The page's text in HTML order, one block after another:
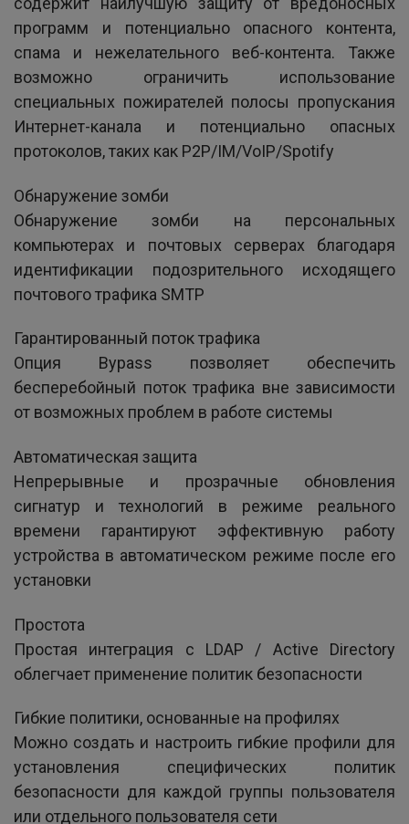
программ и потенциально опасного контента,
спама и нежелательного веб-контента. Также
возможно ограничить использование
специальных пожирателей полосы пропускания
Интернет-канала и потенциально опасных
протоколов, таких как P2P/IM/VoIP/Spotify
Обнаружение зомби
Обнаружение зомби на персональных
компьютерах и почтовых серверах благодаря
идентификации подозрительного исходящего
почтового трафика SMTP
Гарантированный поток трафика
Опция Bypass позволяет обеспечить
бесперебойный поток трафика вне зависимости
от возможных проблем в работе системы
Автоматическая защита
Непрерывные и прозрачные обновления
сигнатур и технологий в режиме реального
времени гарантируют эффективную работу
устройства в автоматическом режиме после его
установки
Простота
Простая интеграция с LDAP / Active Directory
облегчает применение политик безопасности
Гибкие политики, основанные на профилях
Можно создать и настроить гибкие профили для
установления специфических политик
безопасности для каждой группы пользователя
или отдельного пользователя сети